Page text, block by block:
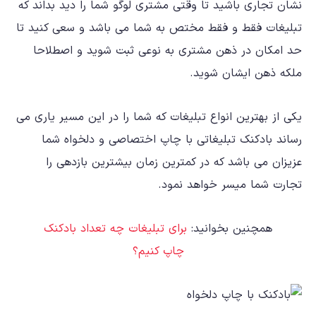
نشان تجاری باشید تا وقتی مشتری لوگو شما را دید بداند که
تبلیغات فقط و فقط مختص به شما می باشد و سعی کنید تا
حد امکان در ذهن مشتری به نوعی ثبت شوید و اصطلاحا
ملکه ذهن ایشان شوید.
یکی از بهترین انواع تبلیغات که شما را در این مسیر یاری می
رساند بادکنک تبلیغاتی با چاپ اختصاصی و دلخواه شما
عزیزان می باشد که در کمترین زمان بیشترین بازدهی را
تجارت شما میسر خواهد نمود.
همچنین بخوانید: برای تبلیغات چه تعداد بادکنک
چاپ کنیم؟